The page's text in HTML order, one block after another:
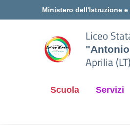
Vai ai contenuti
Vai al menu di navigazioneMinistero dell'Istruzione e
Liceo
Aprilia (LT)
Scuola Servizi